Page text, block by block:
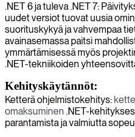
.NET 6 ja tuleva .NET 7:
uudet versiot tuovat uusia
suorituskykyä ja vahvempaa
avainasemassa paitsi
ymmärtämisessä myös
.NET-tekniikoiden
Kehityskäytännöt:
Ketterä ohjelmistokehitys:
omaksuminen .NET-
parantamista ja valmiutta